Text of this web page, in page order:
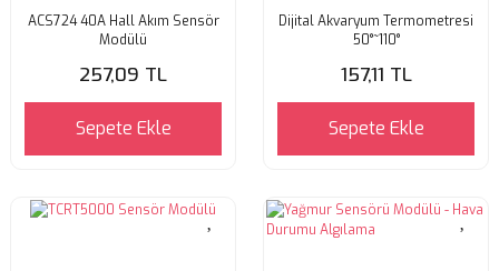
ACS724 40A Hall Akım Sensör
Modülü
257,09 TL
Sepete Ekle
Dijital Akvaryum Termometresi
50°~110°
157,11 TL
Sepete Ekle